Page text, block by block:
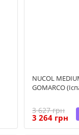
NUCOL
GOMARCO
3 627 грн
3 264 грн